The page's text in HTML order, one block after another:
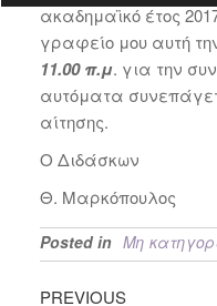
ακαδημαϊκό έτος
γραφείο μου αυτή
11.00 π.μ. για την
αυτόματα
αίτησης.
Ο Διδάσκων
Θ. Μαρκόπουλος
Posted in Μη
PREVIOUS